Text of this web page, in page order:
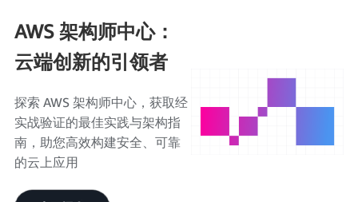
AWS 架构师中心：
云端创新的引领者
探索 AWS 架构师中心，获取经
实战验证的最佳实践与架构指
南，助您高效构建安全、可靠
的云上应用